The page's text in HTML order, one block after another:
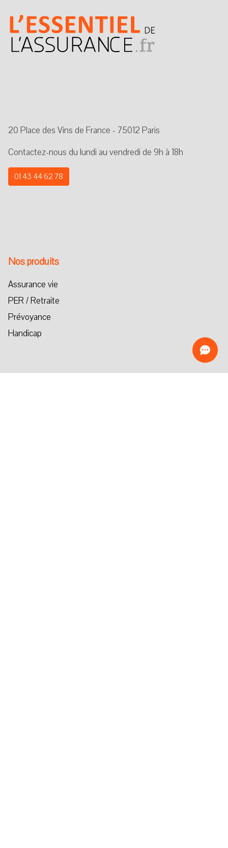
20 Place des Vins de France - 75012 Paris
Contactez-nous du lundi au vendredi de 9h à 18h
01 43 44 62 78
Nos produits
Assurance vie
PER / Retraite
Prévoyance
Handicap